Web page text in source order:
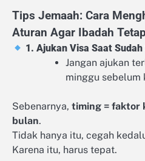
Tips Jemaah: Cara
Aturan Agar Ibadah
1. Ajukan Visa Saat
Jangan ajukan
minggu sebelum
Sebenarnya, timing = faktor
bulan.
Tidak hanya itu, cegah
Karena itu, harus tepat.